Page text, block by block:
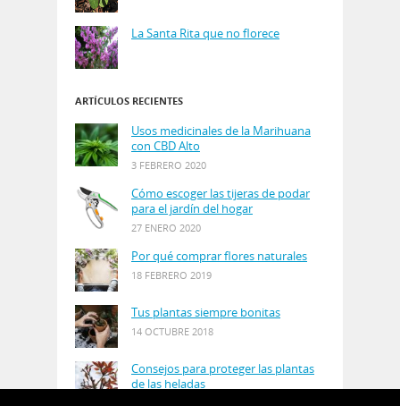
La Santa Rita que no florece
ARTÍCULOS RECIENTES
Usos medicinales de la Marihuana
con CBD Alto
3 FEBRERO 2020
Cómo escoger las tijeras de podar
para el jardín del hogar
27 ENERO 2020
Por qué comprar flores naturales
18 FEBRERO 2019
Tus plantas siempre bonitas
14 OCTUBRE 2018
Consejos para proteger las plantas
de las heladas